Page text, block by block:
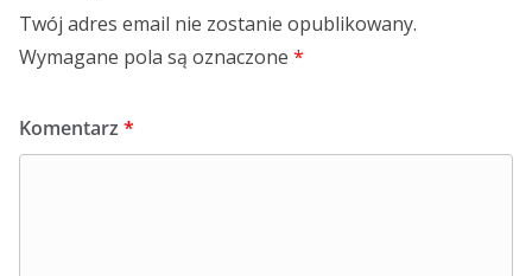
Twój adres email nie zostanie opublikowany.
Wymagane pola są oznaczone *
Komentarz *